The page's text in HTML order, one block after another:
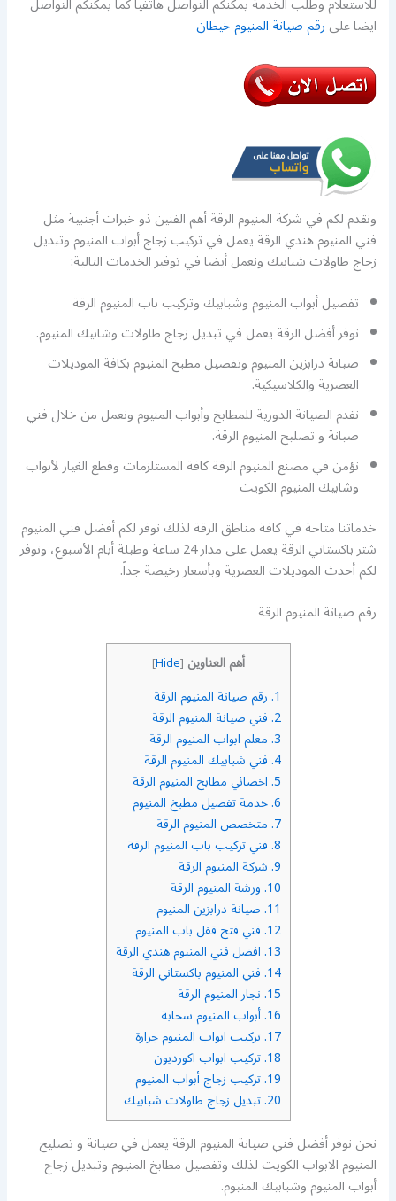
ايضا علىرقم صيانة المنيوم خيطان
ونقدم لكم في شركة المنيوم الرقة أهم الفنين ذو خبرات أجنبية مثل
فني المنيوم هندي الرقة يعمل في تركيب زجاج أبواب المنيوم وتبديل
زجاج طاولات شبابيك ونعمل أيضا في توفير الخدمات التالية:
تفصيل أبواب المنيوم وشبابيك وتركيب باب المنيوم الرقة
نوفر أفضل الرقة يعمل في تبديل زجاج طاولات وشابيك المنيوم.
صيانة درابزين المنيوم وتفصيل مطبخ المنيوم بكافة الموديلات
العصرية والكلاسيكية.
نقدم الصيانة الدورية للمطابخ وأبواب المنيوم ونعمل من خلال فني
صيانة و تصليح المنيوم الرقة.
نؤمن في مصنع المنيوم الرقة كافة المستلزمات وقطع الغيار لأبواب
وشابيك المنيوم الكويت
خدماتنا متاحة في كافة مناطق الرقة لذلك نوفر لكم أفضل فني المنيوم
شتر باكستاني الرقة يعمل على مدار 24 ساعة وطيلة أيام الأسبوع، ونوفر
لكم أحدث الموديلات العصرية وبأسعار رخيصة جداً.
رقم صيانة المنيوم الرقة
أهم العناوين [
Hide
]
1. رقم صيانة المنيوم الرقة
2. فني صيانة المنيوم الرقة
3. معلم ابواب المنيوم الرقة
4. فني شبابيك المنيوم الرقة
5. اخصائي مطابخ المنيوم الرقة
6. خدمة تفصيل مطبخ المنيوم
7. متخصص المنيوم الرقة
8. فني تركيب باب المنيوم الرقة
9. شركة المنيوم الرقة
10. ورشة المنيوم الرقة
11. صيانة درابزين المنيوم
12. فني فتح قفل باب المنيوم
13. افضل فني المنيوم هندي الرقة
14. فني المنيوم باكستاني الرقة
15. نجار المنيوم الرقة
16. أبواب المنيوم سحابة
17. تركيب ابواب المنيوم جرارة
18. تركيب ابواب اكورديون
19. تركيب زجاج أبواب المنيوم
20. تبديل زجاج طاولات شبابيك
نحن نوفر أفضل فني صيانة المنيوم الرقة يعمل في صيانة و تصليح
المنيوم الابواب الكويت لذلك وتفصيل مطابخ المنيوم وتبديل زجاج
أبواب المنيوم وشبابيك المنيوم.